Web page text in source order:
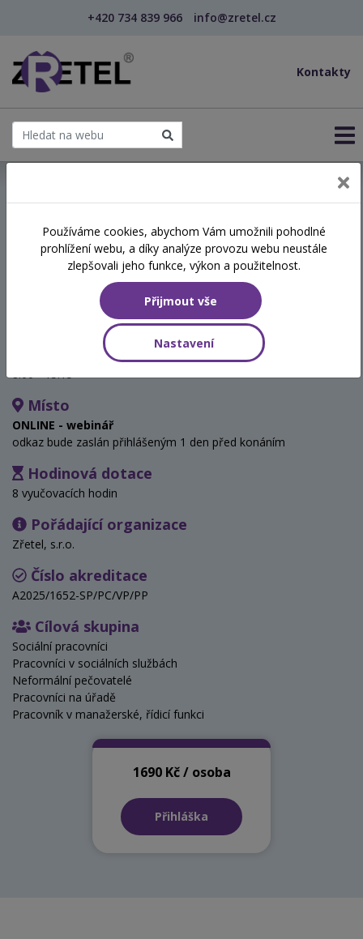
+420 734 839 966 info@zretel.cz
Kontakty
Komunikace, která má
8:00 - 15:15
Místo
ONLINE - webinář
odkaz bude zaslán přihlášeným 1 den před konáním
Hodinová dotace
8 vyučovacích hodin
Pořádající organizace
Zřetel, s.r.o.
Číslo akreditace
A2025/1652-SP/PC/VP/PP
Cílová skupina
Sociální pracovníci
Pracovníci v sociálních službách
Neformální pečovatelé
Pracovníci na úřadě
Pracovník v manažerské, řídicí funkci
1690 Kč / osoba
Přihláška
Používáme cookies, abychom Vám umožnili pohodlné
prohlížení webu, a díky analýze provozu webu neustále
zlepšovali jeho funkce, výkon a použitelnost.
Přijmout vše
Nastavení